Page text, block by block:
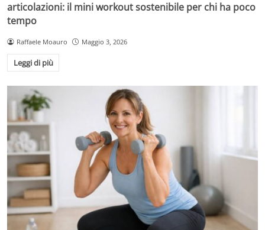
articolazioni: il mini workout sostenibile per chi ha poco
tempo
Raffaele Moauro Maggio 3, 2026
Leggi di più